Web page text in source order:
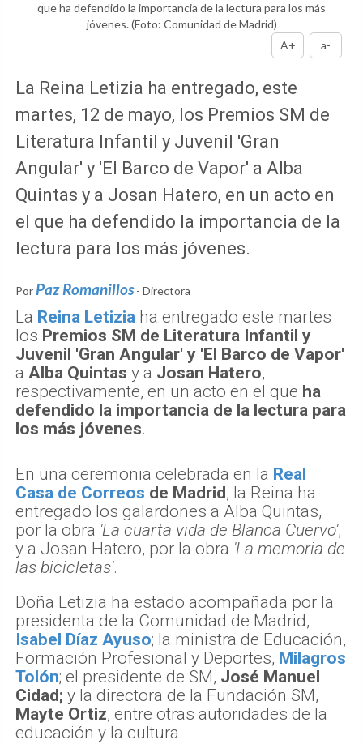
que ha defendido la importancia de la lectura para los más
jóvenes.(Foto: Comunidad de Madrid)
A+
a-
La Reina Letizia ha entregado, este
martes, 12 de mayo, los Premios SM de
Literatura Infantil y Juvenil 'Gran
Angular' y 'El Barco de Vapor' a Alba
Quintas y a Josan Hatero, en un acto en
el que ha defendido la importancia de la
lectura para los más jóvenes.
Por Paz Romanillos - Directora
La Reina Letizia ha entregado este martes
los Premios SM de Literatura Infantil y
Juvenil 'Gran Angular' y 'El Barco de Vapor'
a Alba Quintas y a Josan Hatero,
respectivamente, en un acto en el que ha
defendido la importancia de la lectura para
los más jóvenes.
En una ceremonia celebrada en la Real
Casa de Correos de Madrid, la Reina ha
entregado los galardones a Alba Quintas,
por la obra 'La cuarta vida de Blanca Cuervo',
y a Josan Hatero, por la obra 'La memoria de
las bicicletas'.
Doña Letizia ha estado acompañada por la
presidenta de la Comunidad de Madrid,
Isabel Díaz Ayuso; la ministra de Educación,
Formación Profesional y Deportes, Milagros
Tolón; el presidente de SM, José Manuel
Cidad; y la directora de la Fundación SM,
Mayte Ortiz, entre otras autoridades de la
educación y la cultura.